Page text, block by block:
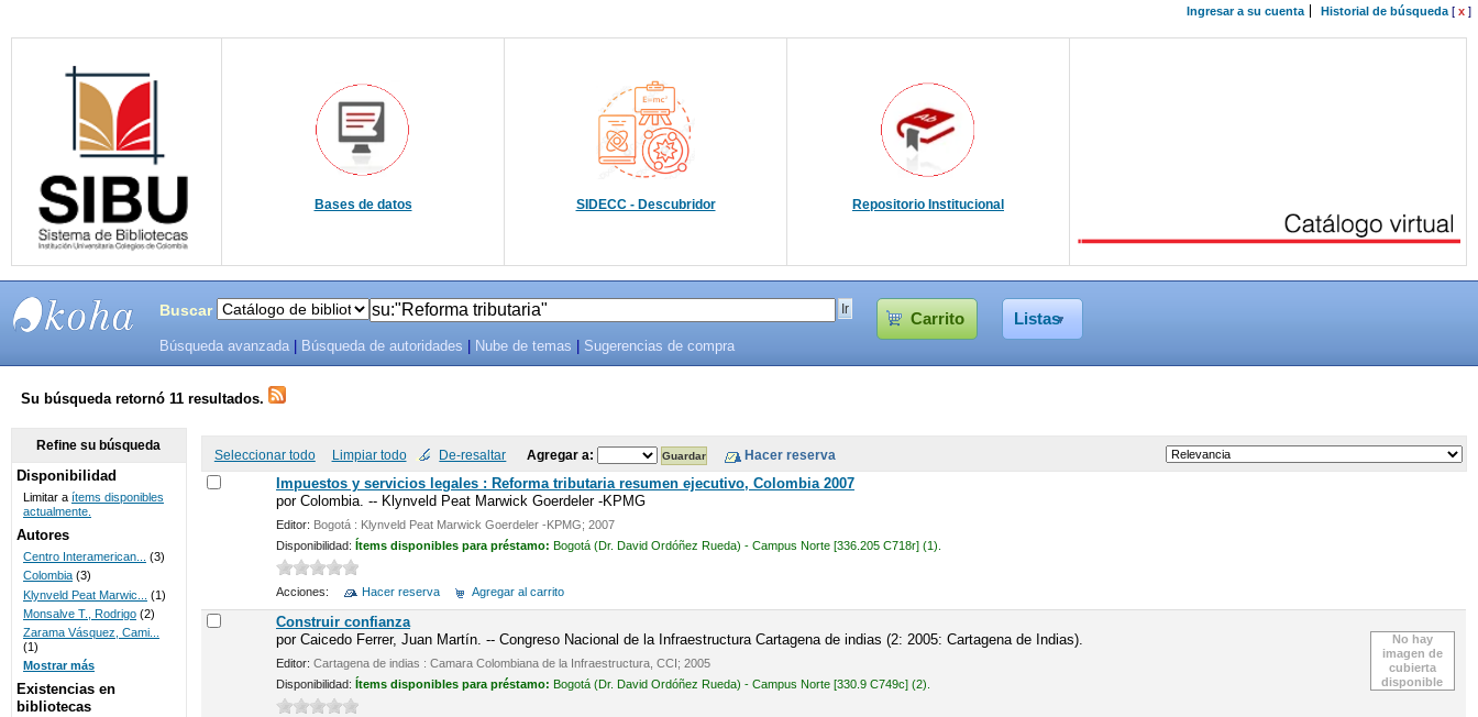
Ingresar a su cuenta Historial de búsqueda[ x ]
Bases de datos SIDECC - Descubridor Repositorio Institucional
SISTEMAS
DE
BIBLIOTECAS
UNICOC
Buscar Carrito Listas
Búsqueda avanzada Búsqueda de autoridades Nube de temas Sugerencias de compra
Su búsqueda retornó 11 resultados.
Seleccionar todo Limpiar todo De-resaltar Agregar a:
Impuestos y servicios legales : Reforma tributaria resumen ejecutivo, Colombia 2007
por Colombia. -- Klynveld Peat Marwick Goerdeler -KPMG
Editor: Bogotá : Klynveld Peat Marwick Goerdeler -KPMG; 2007
Disponibilidad: Ítems disponibles para préstamo: Bogotá (Dr. David Ordóñez Rueda) - Campus Norte [336.205 C718r] (1).
Acciones: Hacer reserva Agregar al carrito
Construir confianza
por Caicedo Ferrer, Juan Martín. -- Congreso Nacional de la Infraestructura Cartagena de indias (2: 2005: Cartagena de Indias).
Editor: Cartagena de indias : Camara Colombiana de la Infraestructura, CCI; 2005
Disponibilidad: Ítems disponibles para préstamo: Bogotá (Dr. David Ordóñez Rueda) - Campus Norte [330.9 C749c] (2).
No hay
imagen de
cubierta
disponible
Refine su búsqueda
Disponibilidad
Limitar a ítems disponibles
actualmente.
Autores
Centro Interamerican...
(3)
Colombia (3)
Klynveld Peat Marwic...
(1)
Monsalve T., Rodrigo (2)
Zarama Vásquez, Cami...
(1)
Mostrar más
Existencias en
bibliotecas